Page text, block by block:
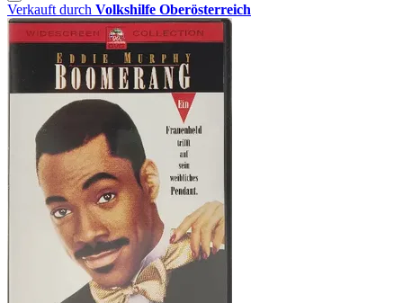
Verkauft durch Volkshilfe Oberösterreich